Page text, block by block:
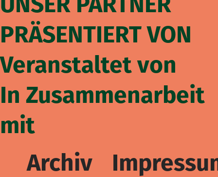
UNSER PARTNER
PRÄSENTIERT VON
Veranstaltet von
In Zusammenarbeit
mit
Archiv